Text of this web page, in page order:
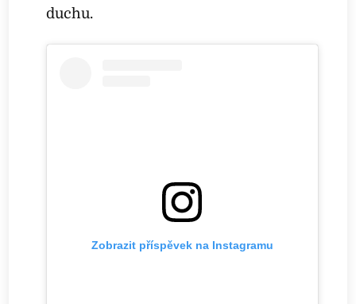
duchu.
Zobrazit příspěvek na Instagramu